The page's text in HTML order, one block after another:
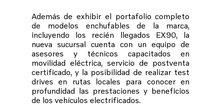
Además de exhibir el portafolio completo
de modelos enchufables de la marca,
incluyendo los recién llegados EX90, la
nueva sucursal cuenta con un equipo de
asesores y técnicos capacitados en
movilidad eléctrica, servicio de postventa
certificado, y la posibilidad de realizar test
drives en rutas locales para conocer en
profundidad las prestaciones y beneficios
de los vehículos electrificados.